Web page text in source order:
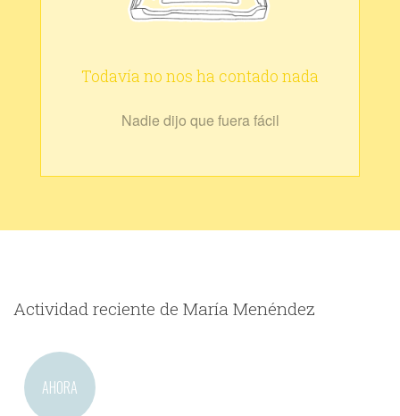
Todavía no nos ha contado nada
Nadie dijo que fuera fácil
Actividad reciente de María Menéndez
AHORA